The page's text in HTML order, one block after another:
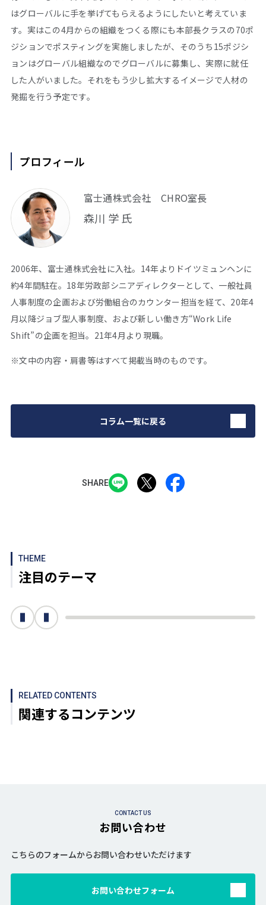
はグローバルに手を挙げてもらえるようにしたいと考えていま
す。実はこの4月からの組織をつくる際にも本部長クラスの70ポ
ジションでポスティングを実施しましたが、そのうち15ポジシ
ョンはグローバル組織なのでグローバルに募集し、実際に就任
した人がいました。それをもう少し拡大するイメージで人材の
発掘を行う予定です。
プロフィール
富士通株式会社 CHRO室長
森川 学 氏
2006年、富士通株式会社に入社。14年よりドイツミュンヘンに
約4年間駐在。18年労政部シニアディレクターとして、一般社員
人事制度の企画および労働組合のカウンター担当を経て、20年4
月以降ジョブ型人事制度、および新しい働き方“Work Life
Shift”の企画を担当。21年4月より現職。
※文中の内容・肩書等はすべて掲載当時のものです。
コラム一覧に戻る
SHARE
THEME
注目のテーマ
RELATED CONTENTS
関連するコンテンツ
CONTACT US
お問い合わせ
こちらのフォームからお問い合わせいただけます
お問い合わせフォーム